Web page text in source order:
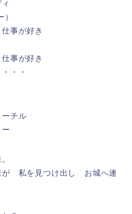
私を見つけ出し お城へ連
る。
れば
ィーなど約32000作品を見る